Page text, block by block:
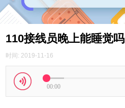
110接线员晚上能睡觉吗
时间: 2019-11-16
00:00